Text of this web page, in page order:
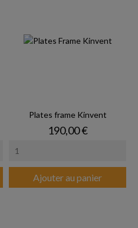
Plates frame Kinvent
Prix
190,00 €
Ajouter au panier